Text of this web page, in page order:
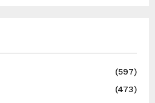
(597)
(473)